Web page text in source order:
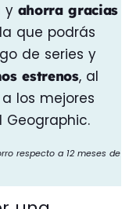
y ahorra gracias
que podrás
de series y
estrenos, al
los mejores
respecto a 12 meses de